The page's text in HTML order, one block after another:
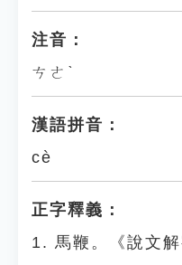
注音：
ㄘㄜˋ
漢語拼音：
cè
正字釋義：
1. 馬鞭。《說文